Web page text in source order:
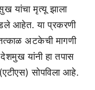
यांचा मृत्यू झाला
आहेत. या प्रकरणी
अटकेची मागणी
यांनी हा तपास
सोपविला आहे.